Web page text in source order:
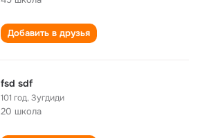
Добавить в друзья
fsd sdf
101 год,Зугдиди
20 школа